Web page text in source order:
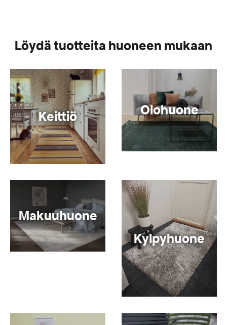
Löydä tuotteita huoneen mukaan
Keittiö Olohuone
Makuuhuone
Kylpyhuone